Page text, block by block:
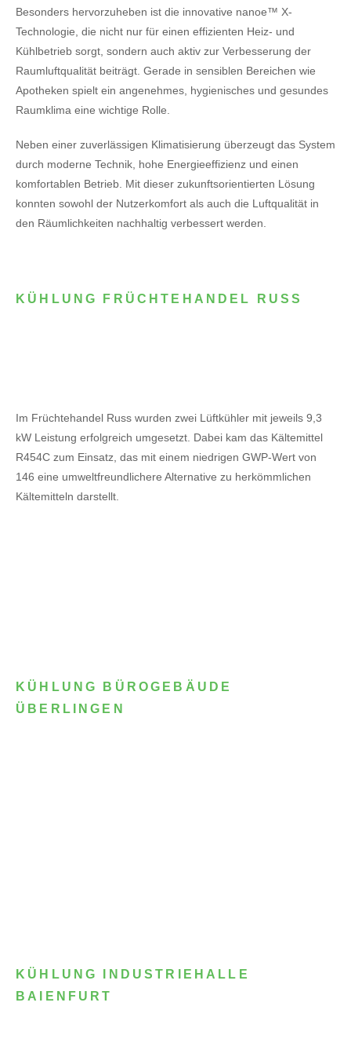
Besonders hervorzuheben ist die innovative nanoe™ X-
Technologie, die nicht nur für einen effizienten Heiz- und
Kühlbetrieb sorgt, sondern auch aktiv zur Verbesserung der
Raumluftqualität beiträgt. Gerade in sensiblen Bereichen wie
Apotheken spielt ein angenehmes, hygienisches und gesundes
Raumklima eine wichtige Rolle.
Neben einer zuverlässigen Klimatisierung überzeugt das System
durch moderne Technik, hohe Energieeffizienz und einen
komfortablen Betrieb. Mit dieser zukunftsorientierten Lösung
konnten sowohl der Nutzerkomfort als auch die Luftqualität in
den Räumlichkeiten nachhaltig verbessert werden.
KÜHLUNG FRÜCHTEHANDEL RUSS
Im Früchtehandel Russ wurden zwei Lüftkühler mit jeweils 9,3
kW Leistung erfolgreich umgesetzt. Dabei kam das Kältemittel
R454C zum Einsatz, das mit einem niedrigen GWP-Wert von
146 eine umweltfreundlichere Alternative zu herkömmlichen
Kältemitteln darstellt.
KÜHLUNG BÜROGEBÄUDE
ÜBERLINGEN
KÜHLUNG INDUSTRIEHALLE
BAIENFURT